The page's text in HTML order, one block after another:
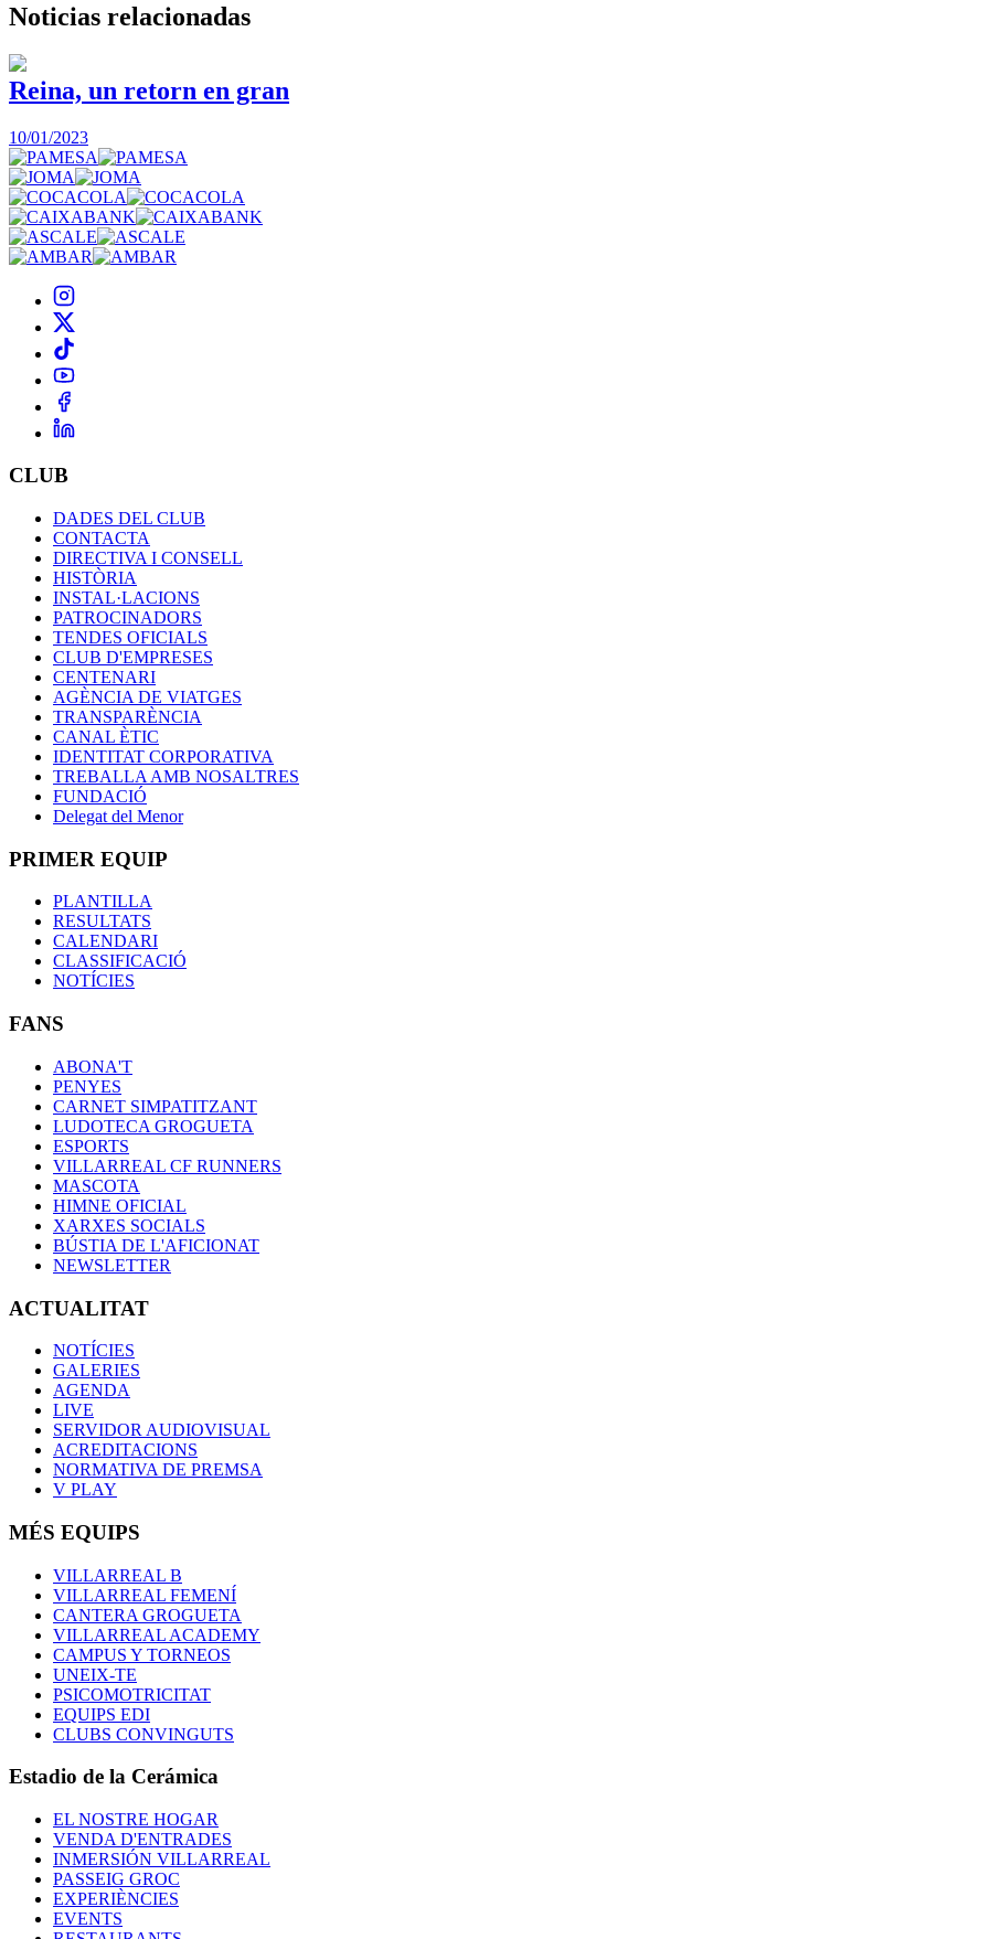
Noticias relacionadas
Reina, un retorn en gran
10/01/2023
CLUB
DADES DEL CLUB
CONTACTA
DIRECTIVA I CONSELL
HISTÒRIA
INSTAL·LACIONS
PATROCINADORS
TENDES OFICIALS
CLUB D'EMPRESES
CENTENARI
AGÈNCIA DE VIATGES
TRANSPARÈNCIA
CANAL ÈTIC
IDENTITAT CORPORATIVA
TREBALLA AMB NOSALTRES
FUNDACIÓ
Delegat del Menor
PRIMER EQUIP
PLANTILLA
RESULTATS
CALENDARI
CLASSIFICACIÓ
NOTÍCIES
FANS
ABONA'T
PENYES
CARNET SIMPATITZANT
LUDOTECA GROGUETA
ESPORTS
VILLARREAL CF RUNNERS
MASCOTA
HIMNE OFICIAL
XARXES SOCIALS
BÚSTIA DE L'AFICIONAT
NEWSLETTER
ACTUALITAT
NOTÍCIES
GALERIES
AGENDA
LIVE
SERVIDOR AUDIOVISUAL
ACREDITACIONS
NORMATIVA DE PREMSA
V PLAY
MÉS EQUIPS
VILLARREAL B
VILLARREAL FEMENÍ
CANTERA GROGUETA
VILLARREAL ACADEMY
CAMPUS Y TORNEOS
UNEIX-TE
PSICOMOTRICITAT
EQUIPS EDI
CLUBS CONVINGUTS
Estadio de la Cerámica
EL NOSTRE HOGAR
VENDA D'ENTRADES
INMERSIÓN VILLARREAL
PASSEIG GROC
EXPERIÈNCIES
EVENTS